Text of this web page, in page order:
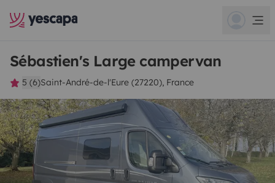
Sébastien's Large campervan
5 (6)Saint-André-de-l'Eure (27220), France